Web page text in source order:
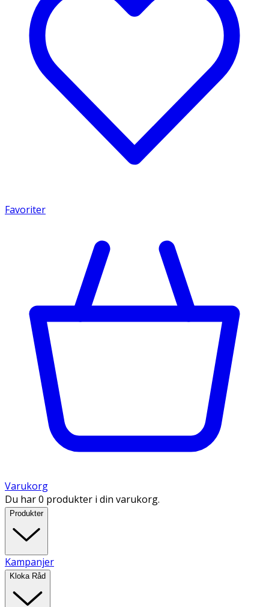
Favoriter
Varukorg
Du har 0 produkter i din varukorg.
Produkter
Kampanjer
Kloka Råd